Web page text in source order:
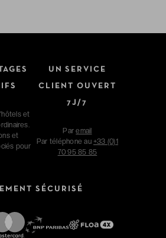
et
et
pour
UN SERVICE
CLIENT OUVERT
7J/7
Paremail
Par téléphone au +33 (0)1
70 95 85 85
SÉCURISÉ